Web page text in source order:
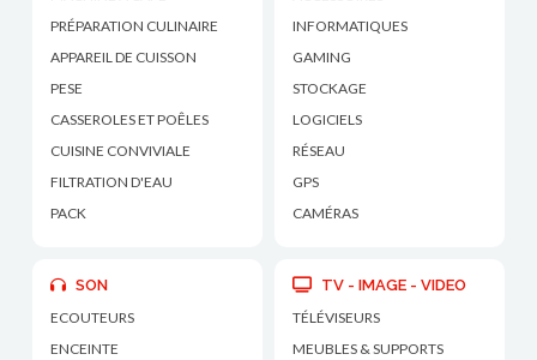
PRÉPARATION CULINAIRE
APPAREIL DE CUISSON
PESE
CASSEROLES ET POÊLES
CUISINE CONVIVIALE
FILTRATION D'EAU
PACK
INFORMATIQUES
GAMING
STOCKAGE
LOGICIELS
RÉSEAU
GPS
CAMÉRAS
SON
ECOUTEURS
ENCEINTE
TV - IMAGE - VIDEO
TÉLÉVISEURS
MEUBLES & SUPPORTS